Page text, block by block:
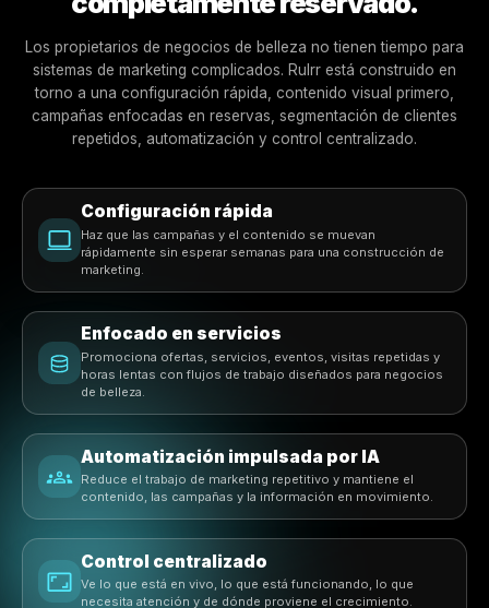
Clínicas de cuidado
Construido para Operadores
Construido para negocios
belleza que necesitan
claridad y un calendario
completamente
Los propietarios de negocios de belleza no tienen
sistemas de marketing complicados. Rulrr está
torno a una configuración rápida, contenido visual
campañas enfocadas en reservas, segmentación de
repetidos, automatización y control